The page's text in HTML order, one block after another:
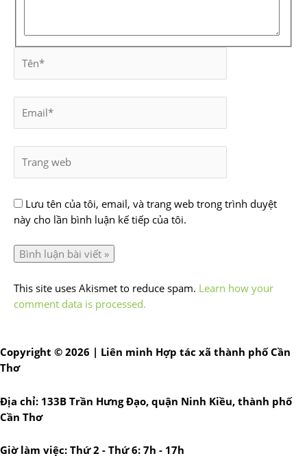
Lưu tên của tôi, email, và trang web trong trình duyệt
này cho lần bình luận kế tiếp của tôi.
This site uses Akismet to reduce spam. Learn how your
comment data is processed.
Copyright © 2026 | Liên minh Hợp tác xã thành phố Cần
Thơ
Địa chỉ: 133B Trần Hưng Đạo, quận Ninh Kiều, thành phố
Cần Thơ
Giờ làm việc: Thứ 2 - Thứ 6: 7h - 17h